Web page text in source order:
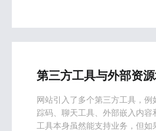
第三方工具与外部资
网站引入了多个第三方工具，例
踪码、聊天工具、外部嵌入内容
工具本身虽然能支持业务，但如